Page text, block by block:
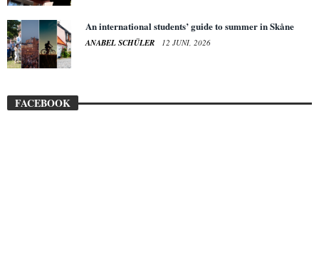
An international students’ guide to summer in Skåne
ANABEL SCHÜLER 12 JUNI, 2026
FACEBOOK